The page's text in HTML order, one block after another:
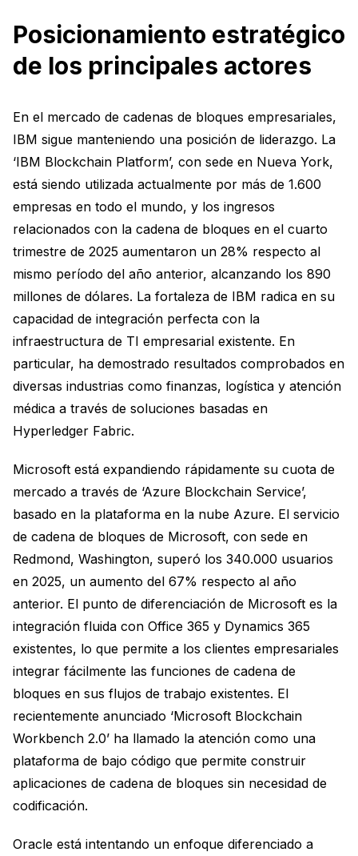
Posicionamiento estratégico
de los principales actores
En el mercado de cadenas de bloques empresariales,
IBM sigue manteniendo una posición de liderazgo. La
‘IBM Blockchain Platform’, con sede en Nueva York,
está siendo utilizada actualmente por más de 1.600
empresas en todo el mundo, y los ingresos
relacionados con la cadena de bloques en el cuarto
trimestre de 2025 aumentaron un 28% respecto al
mismo período del año anterior, alcanzando los 890
millones de dólares. La fortaleza de IBM radica en su
capacidad de integración perfecta con la
infraestructura de TI empresarial existente. En
particular, ha demostrado resultados comprobados en
diversas industrias como finanzas, logística y atención
médica a través de soluciones basadas en
Hyperledger Fabric.
Microsoft está expandiendo rápidamente su cuota de
mercado a través de ‘Azure Blockchain Service’,
basado en la plataforma en la nube Azure. El servicio
de cadena de bloques de Microsoft, con sede en
Redmond, Washington, superó los 340.000 usuarios
en 2025, un aumento del 67% respecto al año
anterior. El punto de diferenciación de Microsoft es la
integración fluida con Office 365 y Dynamics 365
existentes, lo que permite a los clientes empresariales
integrar fácilmente las funciones de cadena de
bloques en sus flujos de trabajo existentes. El
recientemente anunciado ‘Microsoft Blockchain
Workbench 2.0’ ha llamado la atención como una
plataforma de bajo código que permite construir
aplicaciones de cadena de bloques sin necesidad de
codificación.
Oracle está intentando un enfoque diferenciado a